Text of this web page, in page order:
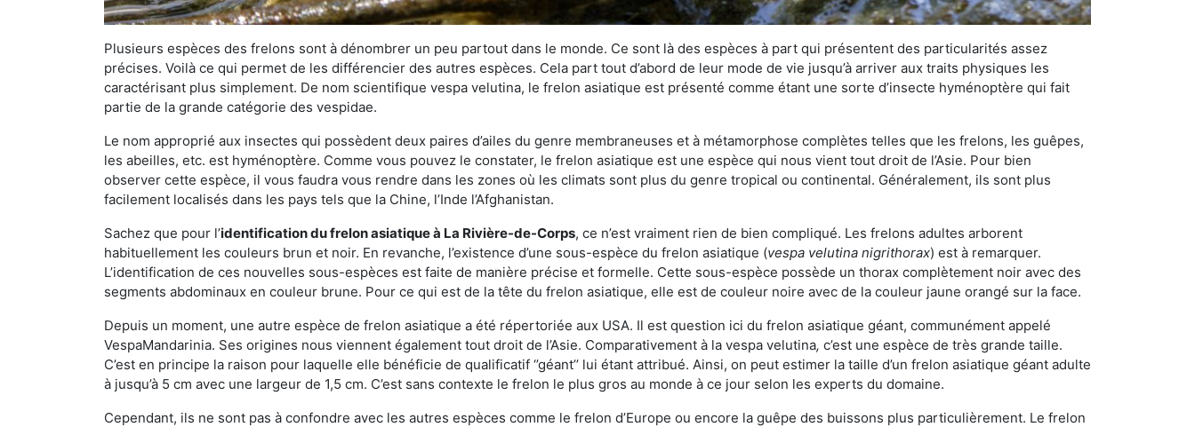
Plusieurs espèces des frelons sont à dénombrer un peu partout dans le monde. Ce sont là des espèces à part qui présentent des particularités assez
précises. Voilà ce qui permet de les différencier des autres espèces. Cela part tout d’abord de leur mode de vie jusqu’à arriver aux traits physiques les
caractérisant plus simplement. De nom scientifique vespa velutina, le frelon asiatique est présenté comme étant une sorte d’insecte hyménoptère qui fait
partie de la grande catégorie des vespidae.
Le nom approprié aux insectes qui possèdent deux paires d’ailes du genre membraneuses et à métamorphose complètes telles que les frelons, les guêpes,
les abeilles, etc. est hyménoptère. Comme vous pouvez le constater, le frelon asiatique est une espèce qui nous vient tout droit de l’Asie. Pour bien
observer cette espèce, il vous faudra vous rendre dans les zones où les climats sont plus du genre tropical ou continental. Généralement, ils sont plus
facilement localisés dans les pays tels que la Chine, l’Inde l’Afghanistan.
Sachez que pour l’identification du frelon asiatiqueà La Rivière-de-Corps, ce n’est vraiment rien de bien compliqué. Les frelons adultes arborent
habituellement les couleurs brun et noir. En revanche, l’existence d’une sous-espèce du frelon asiatique (vespa velutina nigrithorax) est à remarquer.
L’identification de ces nouvelles sous-espèces est faite de manière précise et formelle. Cette sous-espèce possède un thorax complètement noir avec des
segments abdominaux en couleur brune. Pour ce qui est de la tête du frelon asiatique, elle est de couleur noire avec de la couleur jaune orangé sur la face.
Depuis un moment, une autre espèce de frelon asiatique a été répertoriée aux USA. Il est question ici du frelon asiatique géant, communément appelé
VespaMandarinia. Ses origines nous viennent également tout droit de l’Asie. Comparativement à la vespa velutina, c’est une espèce de très grande taille.
C’est en principe la raison pour laquelle elle bénéficie de qualificatif ‘’géant’’ lui étant attribué. Ainsi, on peut estimer la taille d’un frelon asiatique géant adulte
à jusqu’à 5 cm avec une largeur de 1,5 cm. C’est sans contexte le frelon le plus gros au monde à ce jour selon les experts du domaine.
Cependant, ils ne sont pas à confondre avec les autres espèces comme le frelon d’Europe ou encore la guêpe des buissons plus particulièrement. Le frelon